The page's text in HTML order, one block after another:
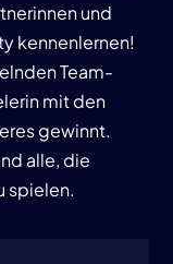
und
kennenlernen!
Team-
mit den
gewinnt.
alle, die
spielen.